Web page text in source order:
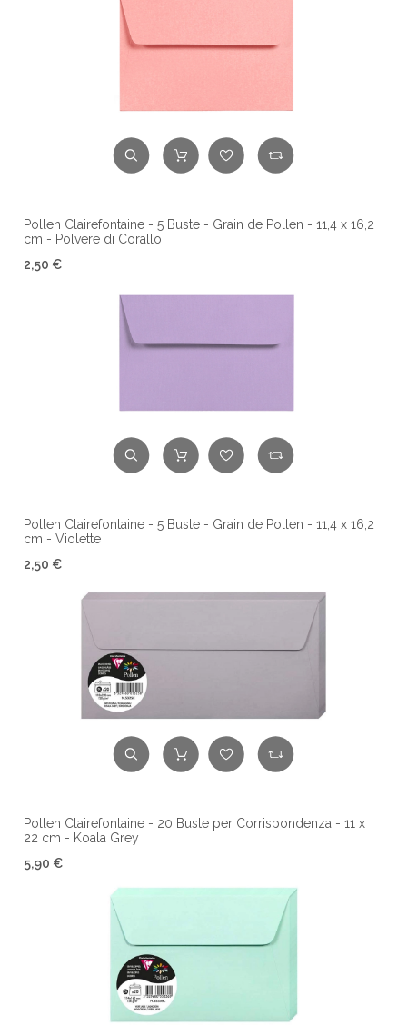
Pollen Clairefontaine - 5 Buste - Grain de Pollen - 11,4 x 16,2
cm - Polvere di Corallo
2,50 €
Pollen Clairefontaine - 5 Buste - Grain de Pollen - 11,4 x 16,2
cm - Violette
2,50 €
Pollen Clairefontaine - 20 Buste per Corrispondenza - 11 x
22 cm - Koala Grey
5,90 €